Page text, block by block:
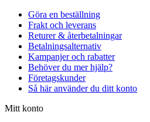
Göra en beställning
Frakt och leverans
Returer & återbetalningar
Betalningsalternativ
Kampanjer och rabatter
Behöver du mer hjälp?
Företagskunder
Så här använder du ditt konto
Mitt konto